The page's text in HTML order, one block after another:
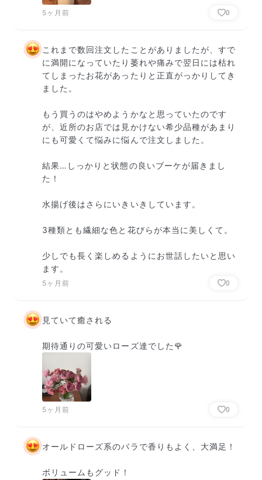
5ヶ月前 0
これまで数回注文したことがありましたが、すで
に満開になっていたり萎れや痛みで翌日には枯れ
てしまったお花があったりと正直がっかりしてき
ました。
もう買うのはやめようかなと思っていたのです
が、近所のお店では見かけない希少品種があまり
にも可愛くて悩みに悩んで注文しました。
結果…しっかりと状態の良いブーケが届きまし
た！
水揚げ後はさらにいきいきしています。
3種類とも繊細な色と花びらが本当に美しくて。
少しでも長く楽しめるようにお世話したいと思い
ます。
5ヶ月前 0
見ていて癒される
期待通りの可愛いローズ達でした🌹
5ヶ月前 0
オールドローズ系のバラで香りもよく、大満足！
ボリュームもグッド！